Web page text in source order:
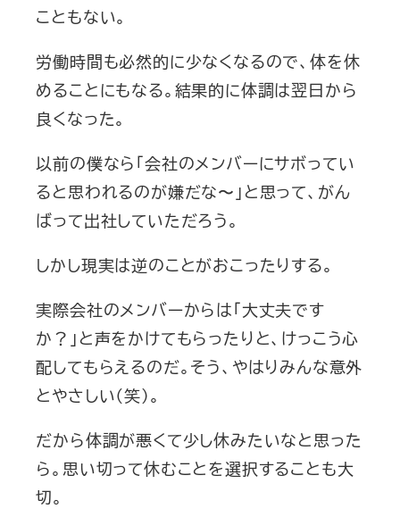
こともない。
労働時間も必然的に少なくなるので、体を休
めることにもなる。結果的に体調は翌日から
良くなった。
以前の僕なら「会社のメンバーにサボってい
ると思われるのが嫌だな〜」と思って、がん
ばって出社していただろう。
しかし現実は逆のことがおこったりする。
実際会社のメンバーからは「大丈夫です
か？」と声をかけてもらったりと、けっこう心
配してもらえるのだ。そう、やはりみんな意外
とやさしい（笑）。
だから体調が悪くて少し休みたいなと思った
ら。思い切って休むことを選択することも大
切。